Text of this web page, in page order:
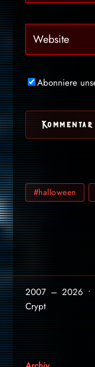
Abonniere
#halloween
2007 – 2026
Crypt